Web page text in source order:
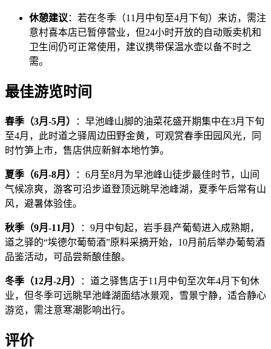
休憩建议 ：若在冬季（11月中旬至4月下旬）来访，需注
意村喜本店已暂停营业，但24小时开放的自动贩卖机和
卫生间仍可正常使用，建议携带保温水壶以备不时之
需。
最佳游览时间
春季（3月-5月）
：早池峰山脚的油菜花盛开期集中在3月下旬
至4月，此时道之驿周边田野金黄，可观赏春季田园风光，同
时竹笋上市，售店供应新鲜本地竹笋。
夏季（6月-8月）
：6月至8月为早池峰山徒步最佳时节，山间
气候凉爽，游客可沿步道登顶远眺早池峰湖，夏季午后常有山
风，避暑体验佳。
秋季（9月-11月）
：9月中旬起，岩手县产葡萄进入成熟期，
道之驿的“埃德尔葡萄酒”原料采摘开始，10月前后举办葡萄酒
品鉴活动，可品尝新酿佳酿。
冬季（12月-2月）
：道之驿售店于11月中旬至次年4月下旬休
业，但冬季可远眺早池峰湖面结冰景观，雪景宁静，适合静心
游览，需注意寒潮影响出行。
评价